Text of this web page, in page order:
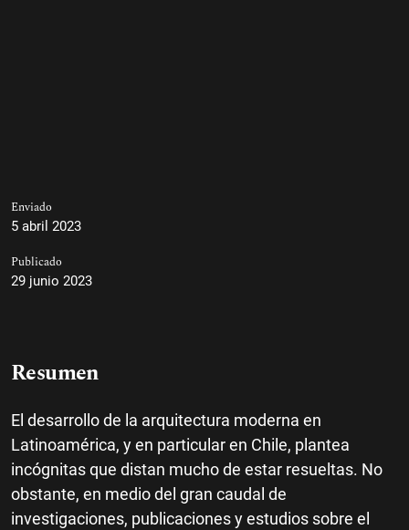
Enviado
5 abril 2023
Publicado
29 junio 2023
Resumen
El desarrollo de la arquitectura moderna en
Latinoamérica, y en particular en Chile, plantea
incógnitas que distan mucho de estar resueltas. No
obstante, en medio del gran caudal de
investigaciones, publicaciones y estudios sobre el